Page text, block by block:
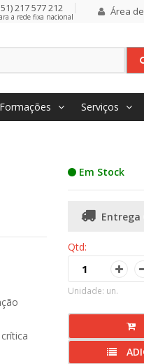
217 577 212
a rede fixa nacional Área
Formações Serviços
Em Stock
Entrega
Qtd:
Unidade: un.